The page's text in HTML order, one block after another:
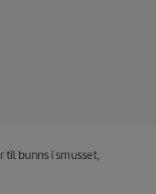
bunns i smusset,